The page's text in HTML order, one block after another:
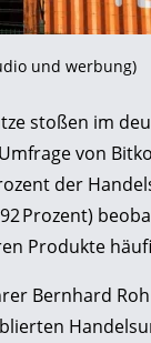
und werbung)
stoßen im
von
der
Prozent)
Produkte
Bernhard